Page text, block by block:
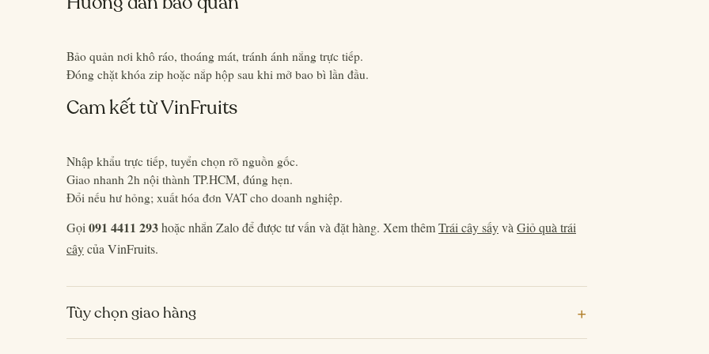
Bảo quản nơi khô ráo, thoáng mát, tránh ánh nắng trực tiếp.
Đóng chặt khóa zip hoặc nắp hộp sau khi mở bao bì lần đầu.
Cam kết từ VinFruits
Nhập khẩu trực tiếp, tuyển chọn rõ nguồn gốc.
Giao nhanh 2h nội thành TP.HCM, đúng hẹn.
Đổi nếu hư hỏng; xuất hóa đơn VAT cho doanh nghiệp.
Gọi 091 4411 293hoặc nhắn Zalo để được tư vấn và đặt hàng. Xem thêmTrái cây sấyvà Giỏ quà trái
câycủa VinFruits.
Tùy chọn giao hàng +